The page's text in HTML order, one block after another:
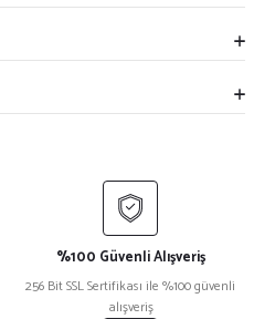
%100 Güvenli Alışveriş
256 Bit SSL Sertifikası ile %100 güvenli
alışveriş